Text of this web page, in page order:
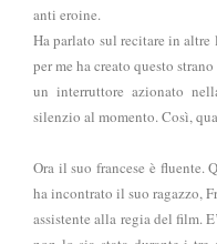
anti eroine.
Ha parlato sul recitare in
per me ha creato questo
un interruttore azionato
silenzio al momento. Così,
Ora il suo francese è fluente.
ha incontrato il suo ragazzo,
assistente alla regia del film.